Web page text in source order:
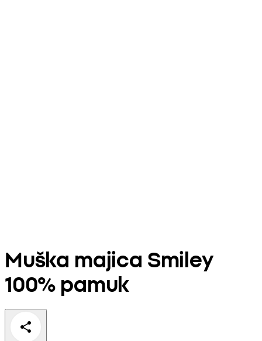
Muška majica Smiley
100% pamuk